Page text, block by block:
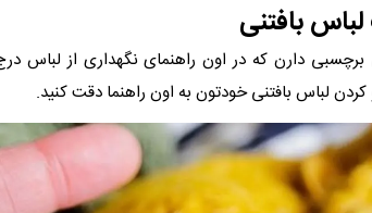
بافتنی
برچسبی دارن که در اون راهنمای نگهداری از لباس
لباس بافتنی خودتون به اون راهنما دقت کنید.